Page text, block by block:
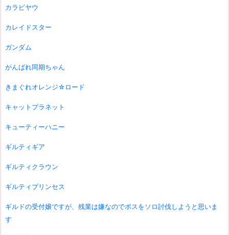
カラビヤウ
カレイドスター
ガンダム
がんばれ同期ちゃん
きまぐれオレンジ☆ロード
キャットプラネット
キューティーハニー
ギルティギア
ギルティクラウン
ギルティプリンセス
ギルドの受付嬢ですが、残業は嫌なのでボスをソロ討伐しようと思いま
す